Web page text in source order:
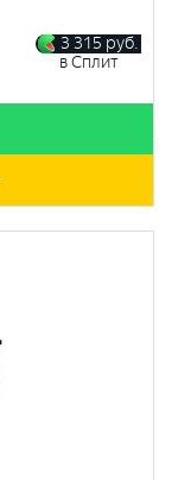
3 315 руб.
в Сплит